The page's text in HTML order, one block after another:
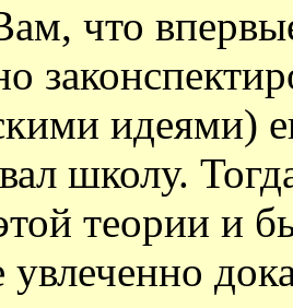
что
идеями)
школу.
теории и
увлеченно